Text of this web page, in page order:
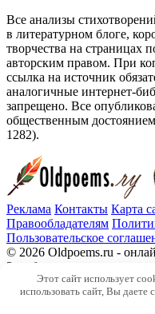
Все анализы
в литературном блоге,
творчества на страницах
авторским правом. При
ссылка на источник
аналогичные интернет-
запрещено. Все
общественным
1282).
Реклама Контакты Карта
Правообладателям
Пользовательское
© 2026 Oldpoems.ru -
Зарубежные авторы
текста современных
нас свой стих.
Этот сайт использует
использовать сайт, Вы даете